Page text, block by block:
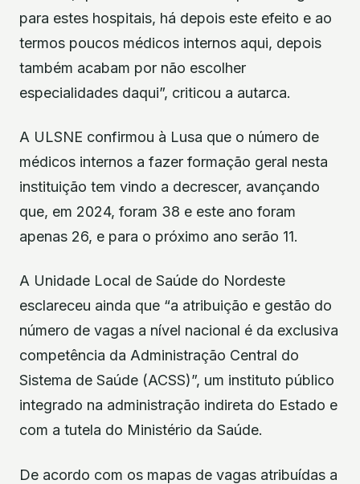
para estes hospitais, há depois este efeito e ao
termos poucos médicos internos aqui, depois
também acabam por não escolher
especialidades daqui”, criticou a autarca.
A ULSNE confirmou à Lusa que o número de
médicos internos a fazer formação geral nesta
instituição tem vindo a decrescer, avançando
que, em 2024, foram 38 e este ano foram
apenas 26, e para o próximo ano serão 11.
A Unidade Local de Saúde do Nordeste
esclareceu ainda que “a atribuição e gestão do
número de vagas a nível nacional é da exclusiva
competência da Administração Central do
Sistema de Saúde (ACSS)”, um instituto público
integrado na administração indireta do Estado e
com a tutela do Ministério da Saúde.
De acordo com os mapas de vagas atribuídas a